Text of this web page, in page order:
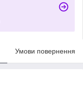
Умови повернення